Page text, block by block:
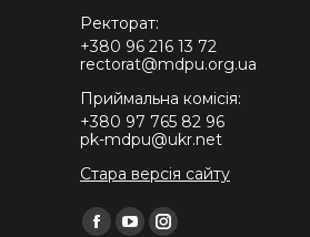
Ректорат:
+380 96 216 13 72
rectorat@mdpu.org.ua
Приймальна комісія:
+380 97 765 82 96
pk-mdpu@ukr.net
Стара версія сайту
Find us on: